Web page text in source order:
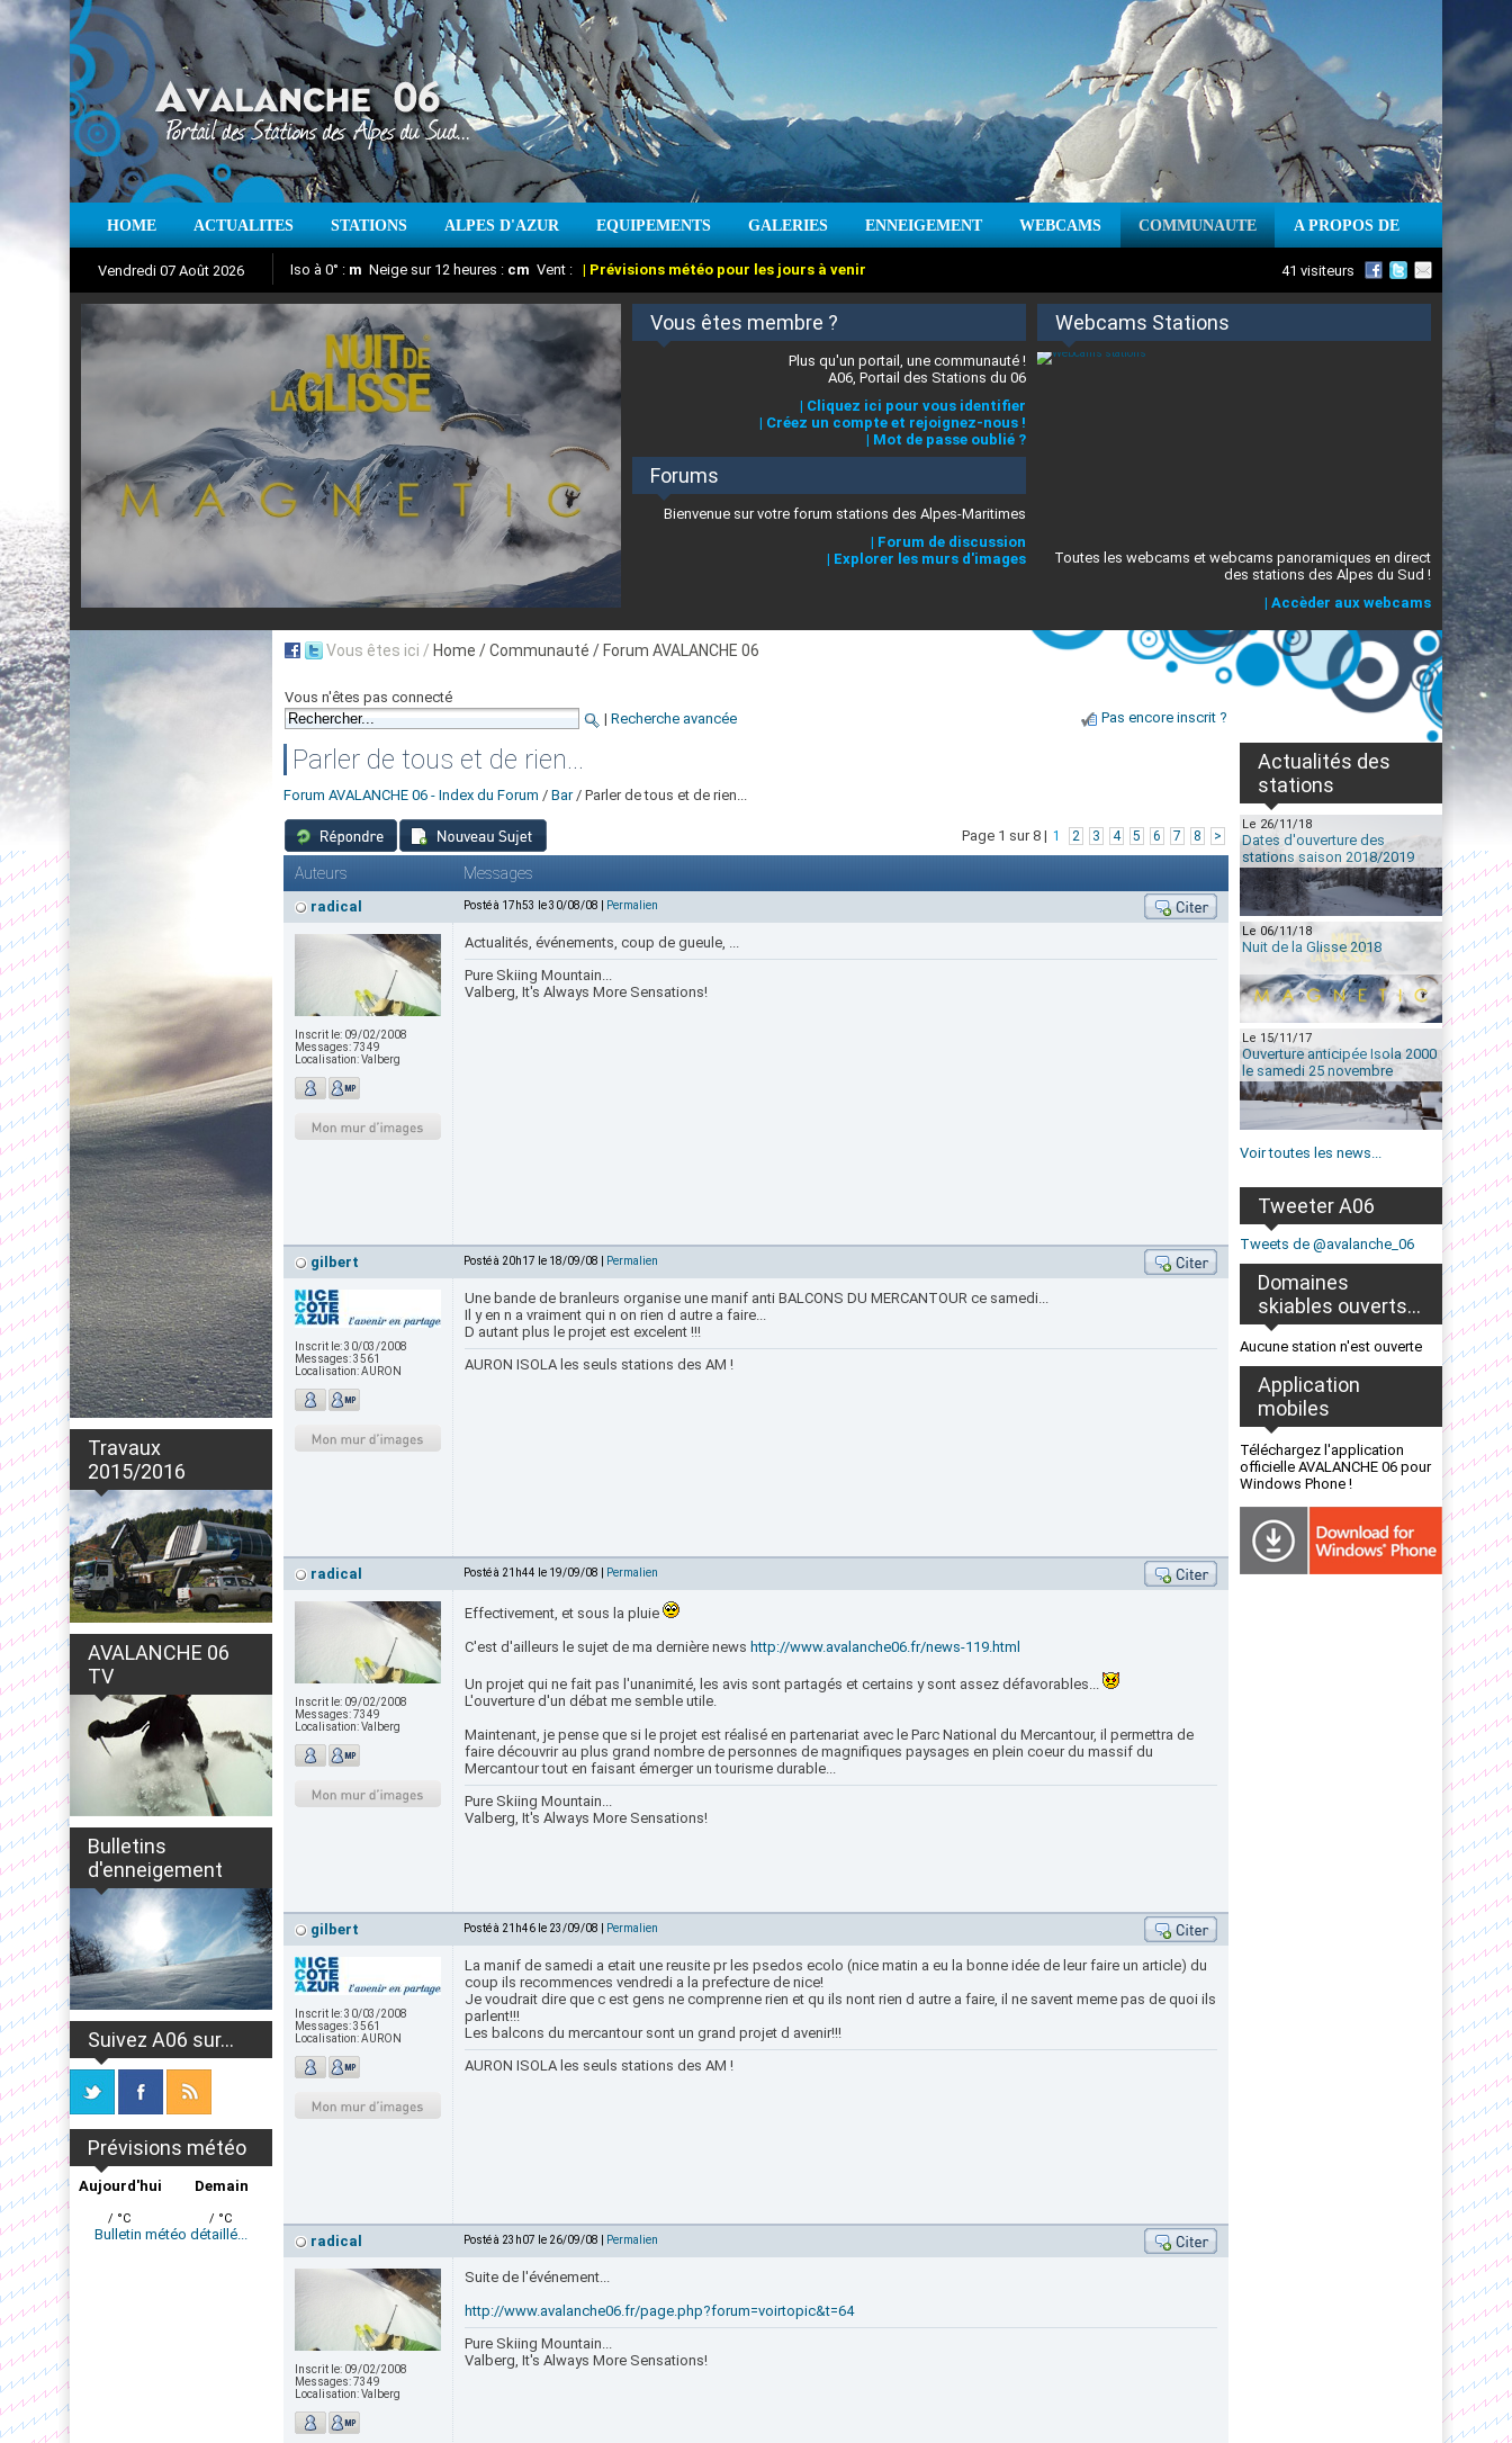
HOME ACTUALITES STATIONS ALPES D'AZUR EQUIPEMENTS GALERIES ENNEIGEMENT WEBCAMS COMMUNAUTE A PROPOS DE
Vendredi 07 Août 2026
Aujourd'hui : T° Min : °C T° Max :°C Prévisions météo pour les jours à venir
Iso à 0° : m Neige sur 12 heures : cm Vent : | Prévisions météo pour les jours à venir
Suivez en direct l'actualité des stations des Alpes-Maritimes
41 visiteurs
Nuit de la Glisse 2018 Vous êtes membre ?
Plus qu'un portail, une communauté !
A06, Portail des Stations du 06
| Cliquez ici pour vous identifier
| Créez un compte et rejoignez-nous !
| Mot de passe oublié ?
Forums
Bienvenue sur votre forum stations des Alpes-Maritimes
| Forum de discussion
| Explorer les murs d'images
Webcams Stations
Toutes les webcams et webcams panoramiques en direct
des stations des Alpes du Sud !
| Accèder aux webcams
Travaux
2015/2016
AVALANCHE 06
TV
Bulletins
d'enneigement
Suivez A06 sur...
Prévisions météo
Aujourd'hui
/ °C
Demain
/ °C
Bulletin météo détaillé...
Vous êtes ici / Home / Communauté / Forum AVALANCHE 06
Vous n'êtes pas connecté
| Recherche avancée Pas encore inscrit ?
Parler de tous et de rien...
Forum AVALANCHE 06 - Index du Forum / Bar/ Parler de tous et de rien...
Page 1 sur 8 | 1 2 3 4 5 6 7 8 >
Auteurs Messages
radical Posté à 17h53 le 30/08/08 | Permalien
Inscrit le: 09/02/2008
Messages:7349
Localisation:Valberg
Actualités, événements, coup de gueule, ...
Pure Skiing Mountain...
Valberg, It's Always More Sensations!
gilbert Posté à 20h17 le 18/09/08 | Permalien
Inscrit le:30/03/2008
Messages:3561
Localisation:AURON
Une bande de branleurs organise une manif anti BALCONS DU MERCANTOUR ce samedi...
Il y en n a vraiment qui n on rien d autre a faire...
D autant plus le projet est excelent !!!
AURON ISOLA les seuls stations des AM !
radical Posté à 21h44 le 19/09/08 | Permalien
Inscrit le: 09/02/2008
Messages:7349
Localisation:Valberg
Effectivement, et sous la pluie
C'est d'ailleurs le sujet de ma dernière news http://www.avalanche06.fr/news-119.html
Un projet qui ne fait pas l'unanimité, les avis sont partagés et certains y sont assez défavorables...
L'ouverture d'un débat me semble utile.
Maintenant, je pense que si le projet est réalisé en partenariat avec le Parc National du Mercantour, il permettra de
faire découvrir au plus grand nombre de personnes de magnifiques paysages en plein coeur du massif du
Mercantour tout en faisant émerger un tourisme durable...
Pure Skiing Mountain...
Valberg, It's Always More Sensations!
gilbert Posté à 21h46 le 23/09/08 | Permalien
Inscrit le:30/03/2008
Messages:3561
Localisation:AURON
La manif de samedi a etait une reusite pr les psedos ecolo (nice matin a eu la bonne idée de leur faire un article) du
coup ils recommences vendredi a la prefecture de nice!
Je voudrait dire que c est gens ne comprenne rien et qu ils nont rien d autre a faire, il ne savent meme pas de quoi ils
parlent!!!
Les balcons du mercantour sont un grand projet d avenir!!!
AURON ISOLA les seuls stations des AM !
radical Posté à 23h07 le 26/09/08 | Permalien
Inscrit le: 09/02/2008
Messages:7349
Localisation:Valberg
Suite de l'événement...
http://www.avalanche06.fr/page.php?forum=voirtopic&t=64
Pure Skiing Mountain...
Valberg, It's Always More Sensations!
Actualités des
stations
Le 26/11/18
Dates d'ouverture des
stations saison 2018/2019
Le 06/11/18
Nuit de la Glisse 2018
Le 15/11/17
Ouverture anticipée Isola 2000
le samedi 25 novembre
Voir toutes les news...
Tweeter A06
Tweets de @avalanche_06
Domaines
skiables ouverts...
Aucune station n'est ouverte
Application
mobiles
Téléchargez l'application
officielle AVALANCHE 06 pour
Windows Phone !